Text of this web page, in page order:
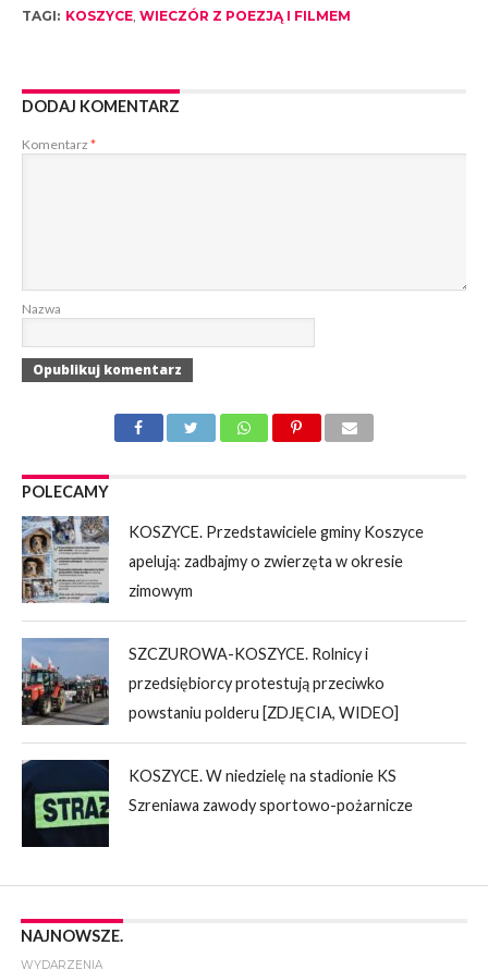
TAGI: KOSZYCE, WIECZÓR Z POEZJĄ I FILMEM
DODAJ KOMENTARZ
Komentarz *
Nazwa
POLECAMY
KOSZYCE. Przedstawiciele gminy Koszyce
apelują: zadbajmy o zwierzęta w okresie
zimowym
SZCZUROWA-KOSZYCE. Rolnicy i
przedsiębiorcy protestują przeciwko
powstaniu polderu [ZDJĘCIA, WIDEO]
KOSZYCE. W niedzielę na stadionie KS
Szreniawa zawody sportowo-pożarnicze
NAJNOWSZE.
WYDARZENIA